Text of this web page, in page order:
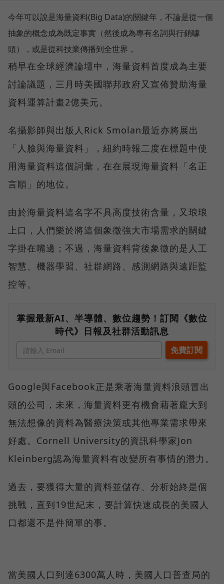
今年可以說是海量資料(Big Data)的關鍵年，不論是從一個
抽象的概念成為既定事實（然後成為專有名詞與行銷噱
頭），或是從科技業傳播到全世界，
稍早在全球經濟論壇中，海量資料首度成為主要
討論議題，三月時美國聯邦政府又宣佈贊助海量
資料運算計畫2億美元。
名攝影師與出版人Rick Smolan最近亦將展出
「人臉與海量資料」，紐約時報二度在標題中使
用海量資料這個詞彙，在在展現海量資料「名正
言順」的地位。
由於海量資料這名字不具高度技術含量，又琅琅
上口，人們樂於將這個象徵強大市場需求的關鍵
字掛在嘴邊；不過，海量資料背後象徵的是人工
智慧、機器學習、社群網路、感測網路與遠距監
控等。
掌握最新AI、半導體、數位趨勢！訂閱《數位
時代》日報及社群活動訊息
Google與Facebook正是乘著海量資料浪頭冒出
頭的公司，未來，海量資料更有機會藉著龐大到
無法想像的資料為醫療決策或其他專業需求帶來
好處。Cornell University的資訊科學家Jon
Kleinberg認為海量資料有改變所有事情的潛力。
過去，要獲得大量的資料並儲存、分析始終是個
挑戰，直到19世紀末，要計算快速成長的美國人
口都還不是件簡單的事。
當美國人口到達6300萬人時，美國人口普查局的